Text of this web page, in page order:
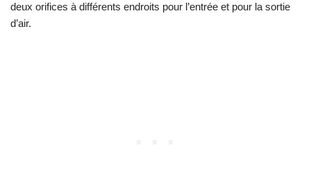
deux orifices à différents endroits pour l’entrée et pour la sortie
d’air.